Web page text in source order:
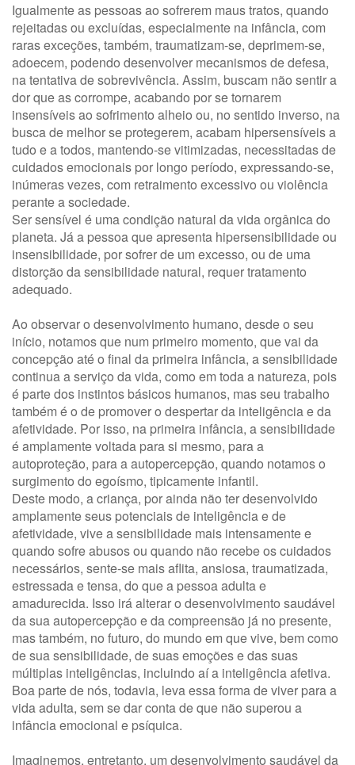
Igualmente as pessoas ao sofrerem maus tratos, quando
rejeitadas ou excluídas, especialmente na infância, com
raras exceções, também, traumatizam-se, deprimem-se,
adoecem, podendo desenvolver mecanismos de defesa,
na tentativa de sobrevivência. Assim, buscam não sentir a
dor que as corrompe, acabando por se tornarem
insensíveis ao sofrimento alheio ou, no sentido inverso, na
busca de melhor se protegerem, acabam hipersensíveis a
tudo e a todos, mantendo-se vitimizadas, necessitadas de
cuidados emocionais por longo período, expressando-se,
inúmeras vezes, com retraimento excessivo ou violência
perante a sociedade.
Ser sensível é uma condição natural da vida orgânica do
planeta. Já a pessoa que apresenta hipersensibilidade ou
insensibilidade, por sofrer de um excesso, ou de uma
distorção da sensibilidade natural, requer tratamento
adequado.
Ao observar o desenvolvimento humano, desde o seu
início, notamos que num primeiro momento, que vai da
concepção até o final da primeira infância, a sensibilidade
continua a serviço da vida, como em toda a natureza, pois
é parte dos instintos básicos humanos, mas seu trabalho
também é o de promover o despertar da inteligência e da
afetividade. Por isso, na primeira infância, a sensibilidade
é amplamente voltada para si mesmo, para a
autoproteção, para a autopercepção, quando notamos o
surgimento do egoísmo, tipicamente infantil.
Deste modo, a criança, por ainda não ter desenvolvido
amplamente seus potenciais de inteligência e de
afetividade, vive a sensibilidade mais intensamente e
quando sofre abusos ou quando não recebe os cuidados
necessários, sente-se mais aflita, ansiosa, traumatizada,
estressada e tensa, do que a pessoa adulta e
amadurecida. Isso irá alterar o desenvolvimento saudável
da sua autopercepção e da compreensão já no presente,
mas também, no futuro, do mundo em que vive, bem como
de sua sensibilidade, de suas emoções e das suas
múltiplas inteligências, incluindo aí a inteligência afetiva.
Boa parte de nós, todavia, leva essa forma de viver para a
vida adulta, sem se dar conta de que não superou a
infância emocional e psíquica.
Imaginemos, entretanto, um desenvolvimento saudável da